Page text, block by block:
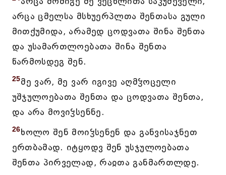
არცა ცმელსა მსხუერპლთა შენთასა გული
მითქუმიდა, არამედ ცოდვათა შინა შენთა
და უსამართლოებათა შინა შენთა
წარმოსდეგ შენ.
25მე ვარ, მე ვარ იგივე აღმჴოცელი
უშჯულოებათა შენთა და ცოდვათა შენთა,
და არა მოვიჴსენნე.
26ხოლო შენ მოიჴსენენ და განვისაჯნეთ
ერთბამად. იტყოდვ შენ უსჯულოებათა
შენთა პირველად, რაჲთა განმართლდე.